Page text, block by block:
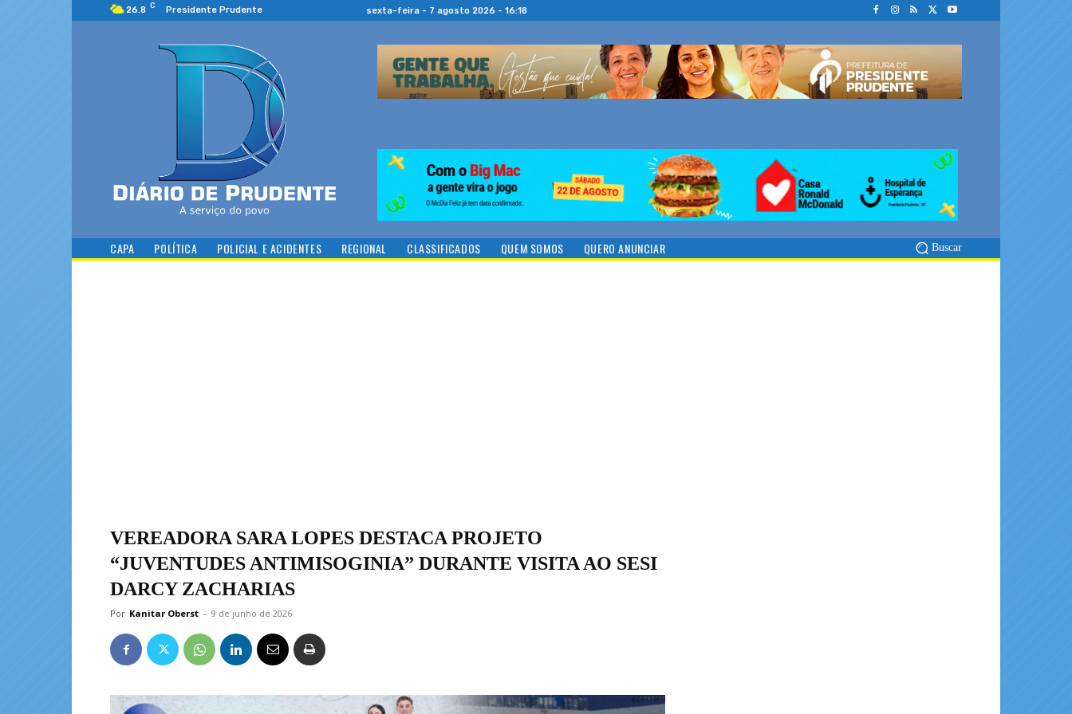
26.8 C Presidente Prudente sexta-feira - 7 agosto 2026 - 16:18
CAPA POLÍTICA POLICIAL E ACIDENTES REGIONAL CLASSIFICADOS QUEM SOMOS QUERO ANUNCIAR Buscar
VEREADORA SARA LOPES DESTACA PROJETO
“JUVENTUDES ANTIMISOGINIA” DURANTE VISITA AO SESI
DARCY ZACHARIAS
Por Kanitar Oberst - 9 de junho de 2026